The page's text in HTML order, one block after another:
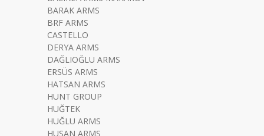
BARAK ARMS
BRF ARMS
CASTELLO
DERYA ARMS
DAĞLIOĞLU ARMS
ERSÜS ARMS
HATSAN ARMS
HUNT GROUP
HUĞTEK
HUĞLU ARMS
HUSAN ARMS